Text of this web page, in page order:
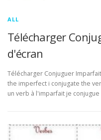
ALL
Télécharger
d'écran
Télécharger Conjuguer
the imperfect i conjugate the
un verb à l'imparfait je conjugue